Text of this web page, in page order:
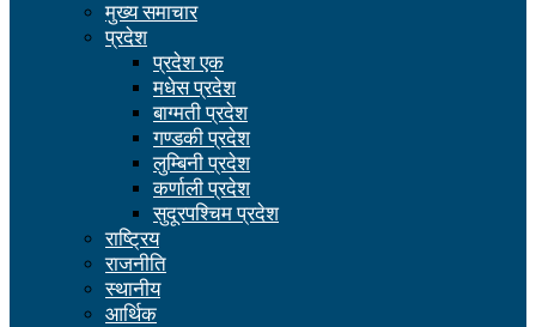
मुख्य समाचार
प्रदेश
प्रदेश एक
मधेस प्रदेश
बाग्मती प्रदेश
गण्डकी प्रदेश
लुम्बिनी प्रदेश
कर्णाली प्रदेश
सुदूरपश्चिम प्रदेश
राष्ट्रिय
राजनीति
स्थानीय
आर्थिक